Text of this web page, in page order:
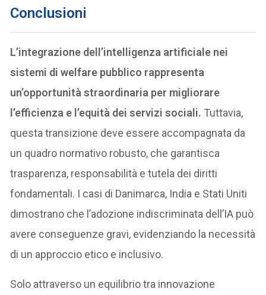
Conclusioni
L’integrazione dell’intelligenza artificiale nei
sistemi di welfare pubblico rappresenta
un’opportunità straordinaria per migliorare
l’efficienza e l’equità dei servizi sociali. Tuttavia,
questa transizione deve essere accompagnata da
un quadro normativo robusto, che garantisca
trasparenza, responsabilità e tutela dei diritti
fondamentali. I casi di Danimarca, India e Stati Uniti
dimostrano che l’adozione indiscriminata dell’IA può
avere conseguenze gravi, evidenziando la necessità
di un approccio etico e inclusivo.
Solo attraverso un equilibrio tra innovazione